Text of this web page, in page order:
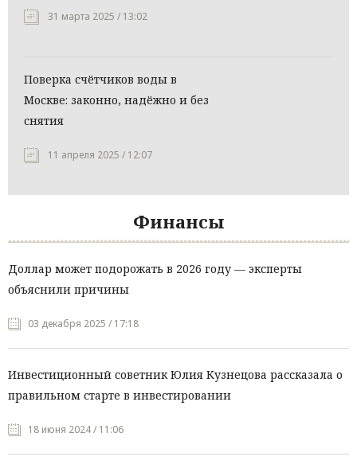
31 марта 2025 / 13:02
Поверка счётчиков воды в
Москве: законно, надёжно и без
снятия
11 апреля 2025 / 12:07
Финансы
Доллар может подорожать в 2026 году — эксперты
объяснили причины
03 декабря 2025 / 17:18
Инвестиционный советник Юлия Кузнецова рассказала о
правильном старте в инвестировании
18 июня 2024 / 11:06